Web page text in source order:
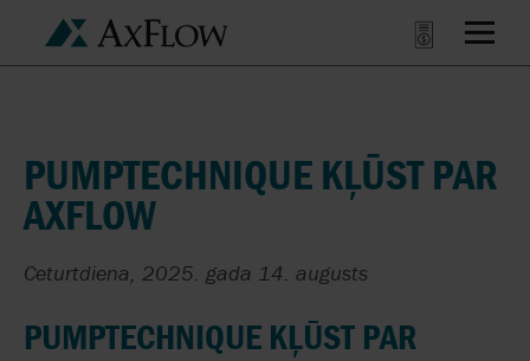
PUMPTECHNIQUE KĻŪST PAR
AXFLOW
Ceturtdiena, 2025. gada 14. augusts
PUMPTECHNIQUE KĻŪST PAR